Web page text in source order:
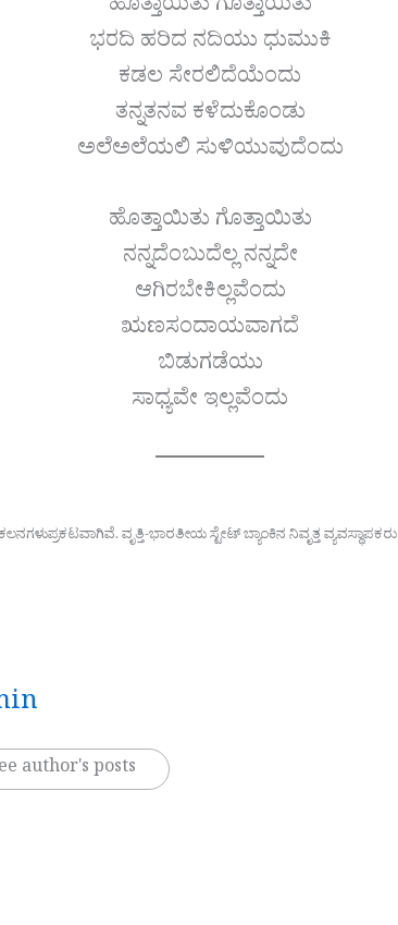
ಹೊತ್ತಾಯಿತು ಗೊತ್ತಾಯಿತು
ಭರದಿ ಹರಿದ ನದಿಯು ಧುಮುಕಿ
ಕಡಲ ಸೇರಲಿದೆಯೆಂದು
ತನ್ನತನವ ಕಳೆದುಕೊಂಡು
ಅಲೆಅಲೆಯಲಿ ಸುಳಿಯುವುದೆಂದು
ಹೊತ್ತಾಯಿತು ಗೊತ್ತಾಯಿತು
ನನ್ನದೆಂಬುದೆಲ್ಲ ನನ್ನದೇ
ಆಗಿರಬೇಕಿಲ್ಲವೆಂದು
ಋಣಸಂದಾಯವಾಗದೆ
ಬಿಡುಗಡೆಯು
ಸಾಧ್ಯವೇ ಇಲ್ಲವೆಂದು
ವೃತ್ತಿ-ಭಾರತೀಯ ಸ್ಟೇಟ್ ಬ್ಯಾಂಕಿನ ನಿವೃತ್ತ ವ್ಯವಸ್ಥಾಪಕರು
author's posts